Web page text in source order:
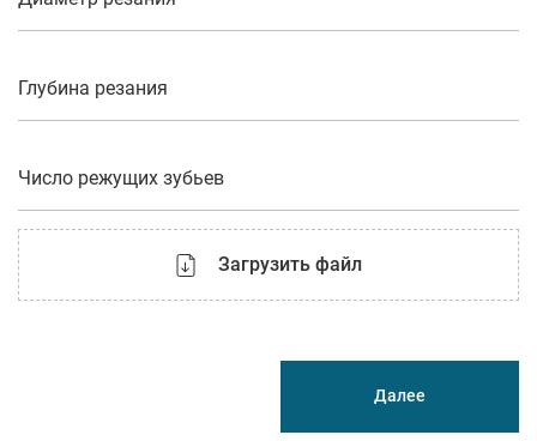
Глубина резания
Число режущих зубьев
Загрузить файл
Далее